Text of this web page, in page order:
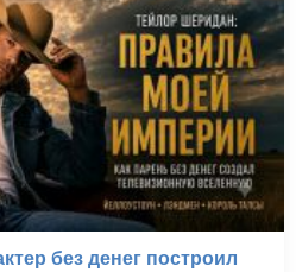
без денег построил